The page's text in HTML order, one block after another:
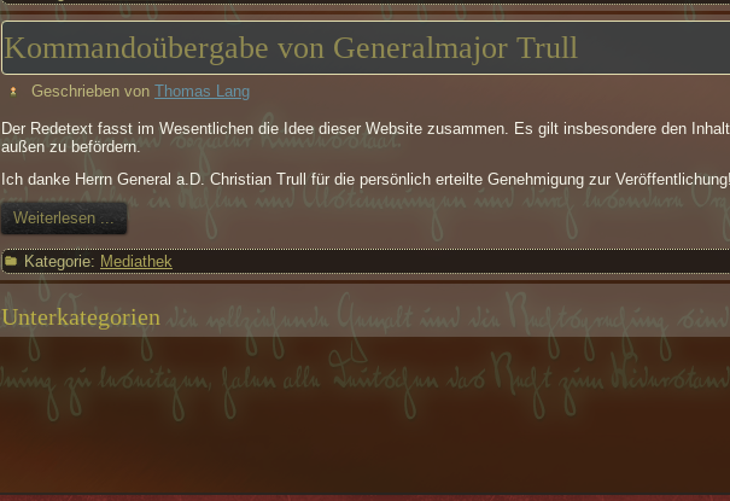
Kommandoübergabe von Generalmajor Trull
Geschrieben von Thomas Lang
Der Redetext fasst im Wesentlichen die Idee dieser Website zusammen. Es gilt insbesondere den
außen zu befördern.
Ich danke Herrn General a.D. Christian Trull für die persönlich erteilte Genehmigung zur Veröffentlichung!
Weiterlesen ...
Kategorie: Mediathek
Unterkategorien